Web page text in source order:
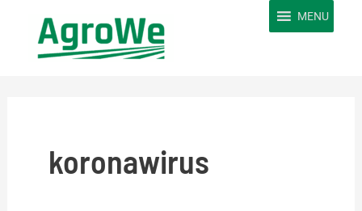
content
MENU
koronawirus